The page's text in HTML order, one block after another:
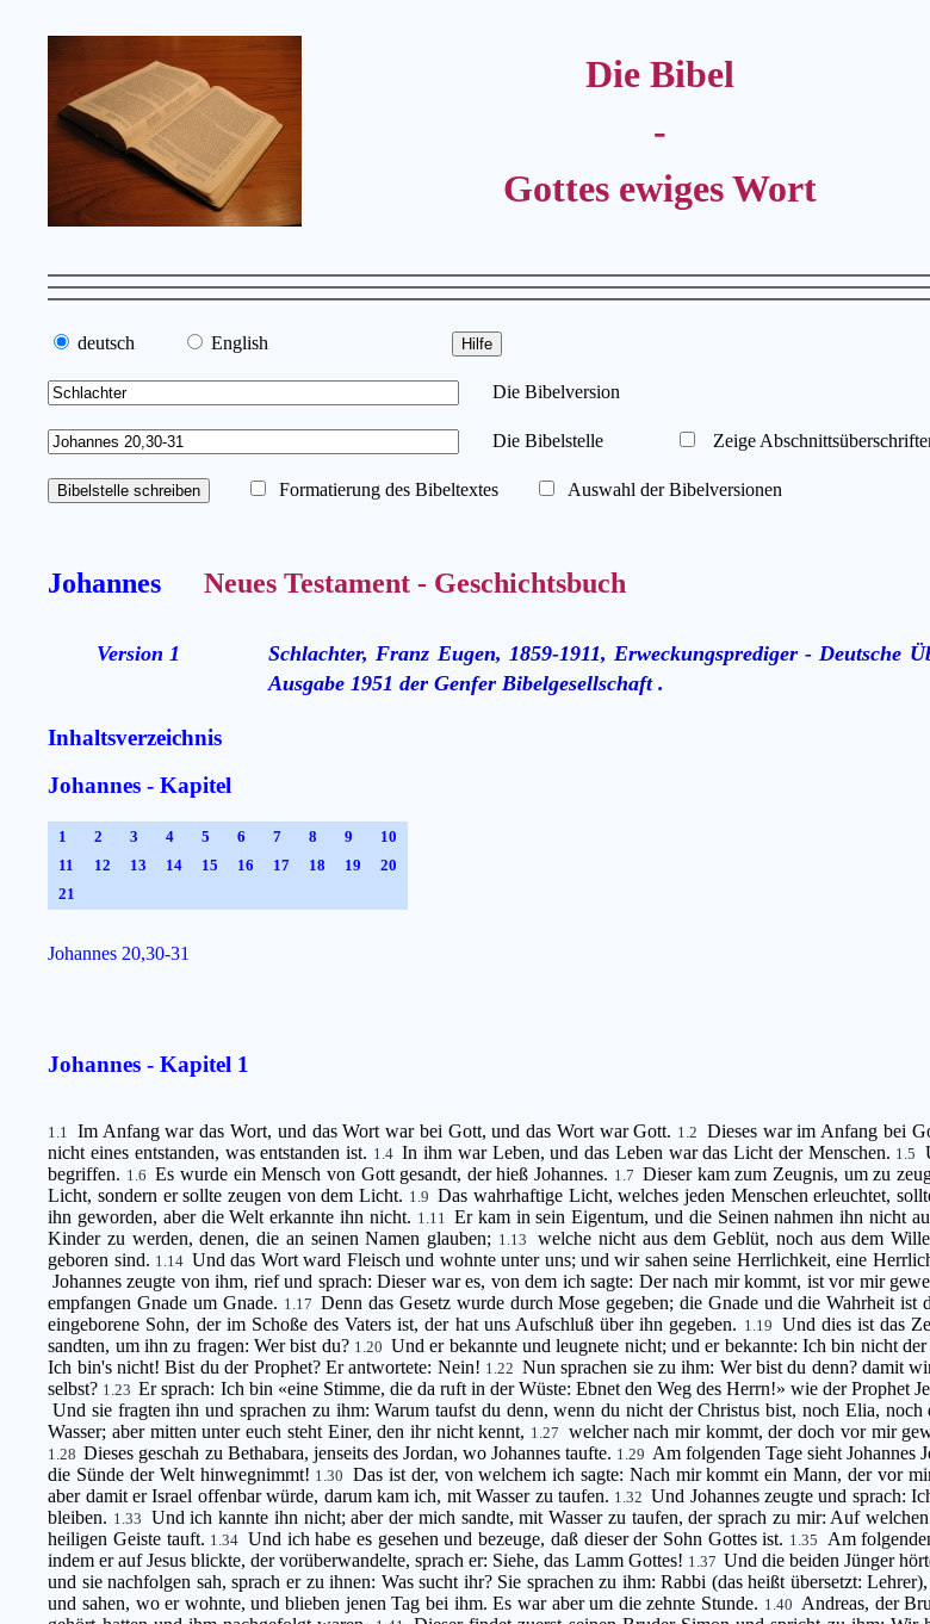
Die Bibel
-
Gottes ewiges Wort
deutsch English
Die Bibelversion
Die Bibelstelle Zeige
Formatierung des Bibeltextes Auswahl der Bibelversionen
Johannes Neues Testament - Geschichtsbuch
Version 1
Schlachter, Franz Eugen, 1859-1911, Erweckungsprediger - Deutsche
Ausgabe 1951 der Genfer Bibelgesellschaft .
Inhaltsverzeichnis
Johannes - Kapitel
1 2 3 4 5 6 7 8 9
10
11
12 13 14 15 16 17 18 19
20
21
Johannes 20,30-31
Johannes - Kapitel 1
1.1 Im Anfang war das Wort, und das Wort war bei Gott, und das Wort war Gott. 1.2 Dieses war im Anfang bei
nicht eines entstanden, was entstanden ist. 1.4 In ihm war Leben, und das Leben war das Licht der Menschen. 1.5
begriffen. 1.6 Es wurde ein Mensch von Gott gesandt, der hieß Johannes. 1.7 Dieser kam zum Zeugnis, um zu
Licht, sondern er sollte zeugen von dem Licht. 1.9 Das wahrhaftige Licht, welches jeden Menschen erleuchtet,
ihn geworden, aber die Welt erkannte ihn nicht. 1.11 Er kam in sein Eigentum, und die Seinen nahmen ihn nicht
Kinder zu werden, denen, die an seinen Namen glauben; 1.13
welche nicht aus dem Geblüt, noch aus dem
geboren sind. 1.14 Und das Wort ward Fleisch und wohnte unter uns; und wir sahen seine Herrlichkeit, eine
Johannes zeugte von ihm, rief und sprach: Dieser war es, von dem ich sagte: Der nach mir kommt, ist vor mir
empfangen Gnade um Gnade. 1.17 Denn das Gesetz wurde durch Mose gegeben; die Gnade und die Wahrheit ist
eingeborene Sohn, der im Schoße des Vaters ist, der hat uns Aufschluß über ihn gegeben. 1.19 Und dies ist das
sandten, um ihn zu fragen: Wer bist du? 1.20 Und er bekannte und leugnete nicht; und er bekannte: Ich bin nicht
Ich bin's nicht! Bist du der Prophet? Er antwortete: Nein! 1.22 Nun sprachen sie zu ihm: Wer bist du denn? damit
selbst? 1.23 Er sprach: Ich bin «eine Stimme, die da ruft in der Wüste: Ebnet den Weg des Herrn!» wie der Prophet
Und sie fragten ihn und sprachen zu ihm: Warum taufst du denn, wenn du nicht der Christus bist, noch Elia, noch
Wasser; aber mitten unter euch steht Einer, den ihr nicht kennt, 1.27 welcher nach mir kommt, der doch vor mir
1.28 Dieses geschah zu Bethabara, jenseits des Jordan, wo Johannes taufte. 1.29 Am folgenden Tage sieht Johannes
die Sünde der Welt hinwegnimmt! 1.30 Das ist der, von welchem ich sagte: Nach mir kommt ein Mann, der vor
aber damit er Israel offenbar würde, darum kam ich, mit Wasser zu taufen. 1.32 Und Johannes zeugte und sprach:
bleiben. 1.33 Und ich kannte ihn nicht; aber der mich sandte, mit Wasser zu taufen, der sprach zu mir: Auf
heiligen Geiste tauft. 1.34 Und ich habe es gesehen und bezeuge, daß dieser der Sohn Gottes ist. 1.35 Am
indem er auf Jesus blickte, der vorüberwandelte, sprach er: Siehe, das Lamm Gottes! 1.37 Und die beiden Jünger
und sie nachfolgen sah, sprach er zu ihnen: Was sucht ihr? Sie sprachen zu ihm: Rabbi (das heißt übersetzt:
und sahen, wo er wohnte, und blieben jenen Tag bei ihm. Es war aber um die zehnte Stunde. 1.40 Andreas, der